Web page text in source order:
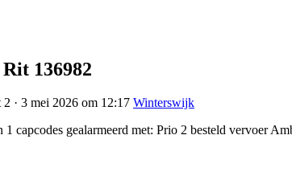
136982
· 3 mei 2026 om 12:17 Winterswijk
gealarmeerd met: Prio 2 besteld vervoer